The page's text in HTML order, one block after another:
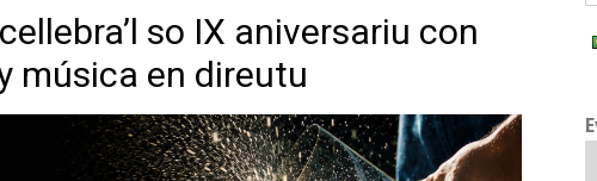
so IX aniversariu con
música en direutu